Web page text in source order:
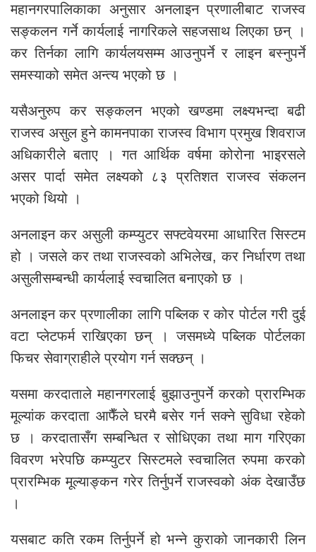
महानगरपालिकाका अनुसार अनलाइन प्रणालीबाट राजस्व
सङ्कलन गर्ने कार्यलाई नागरिकले सहजसाथ लिएका छन् ।
कर तिर्नका लागि कार्यलयसम्म आउनुपर्ने र लाइन बस्नुपर्ने
समस्याको समेत अन्त्य भएको छ ।
यसैअनुरुप कर सङ्कलन भएको खण्डमा लक्ष्यभन्दा बढी
राजस्व असुल हुने कामनपाका राजस्व विभाग प्रमुख शिवराज
अधिकारीले बताए । गत आर्थिक वर्षमा कोरोना भाइरसले
असर पार्दा समेत लक्ष्यको ८३ प्रतिशत राजस्व संकलन
भएको थियो ।
अनलाइन कर असुली कम्प्युटर सफ्टवेयरमा आधारित सिस्टम
हो । जसले कर तथा राजस्वको अभिलेख, कर निर्धारण तथा
असुलीसम्बन्धी कार्यलाई स्वचालित बनाएको छ ।
अनलाइन कर प्रणालीका लागि पब्लिक र कोर पोर्टल गरी दुई
वटा प्लेटफर्म राखिएका छन् । जसमध्ये पब्लिक पोर्टलका
फिचर सेवाग्राहीले प्रयोग गर्न सक्छन् ।
यसमा करदाताले महानगरलाई बुझाउनुपर्ने करको प्रारम्भिक
मूल्यांक करदाता आफैँले घरमै बसेर गर्न सक्ने सुविधा रहेको
छ । करदातासँग सम्बन्धित र सोधिएका तथा माग गरिएका
विवरण भरेपछि कम्प्युटर सिस्टमले स्वचालित रुपमा करको
प्रारम्भिक मूल्याङ्कन गरेर तिर्नुपर्ने राजस्वको अंक देखाउँछ
।
यसबाट कति रकम तिर्नुपर्ने हो भन्ने कुराको जानकारी लिन